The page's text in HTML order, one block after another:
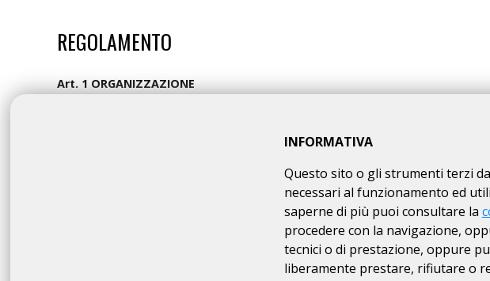
REGOLAMENTO
Art. 1 ORGANIZZAZIONE
NUOVA TYNDARIS organizza per il giorno 01/01/2024 la Randonnée "GRAN
obbligato, così come identificato nella Descrizione di cui all'art. precedente,
termine in totale ed assoluta autonomia entro il termine massimo di "0.00" ore
totale auto-sufficienza, senza alcun supporto tecnico esenza alcun tipo di
Controlli allestiti per la vidimazione della “carta di viaggio”, sia quelli dichiarati,
fine della omologazione del brevetto. In caso di suo ritiro, il Partecipante ha
autonomamente al rientro suo e del proprio mezzo. Il Brevetto Randonnée
di tempo di conclusione del percorso, ma solo una lista dei partecipanti che
INFORMATIVA
Questo sito o gli strumenti terzi
necessari al funzionamento ed
saperne di più puoi consultare la
procedere con la navigazione,
tecnici o di prestazione, oppure
liberamente prestare, rifiutare o